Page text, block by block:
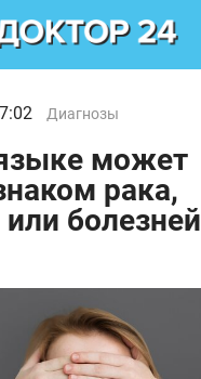
Диагнозы
может
рака,
болезней